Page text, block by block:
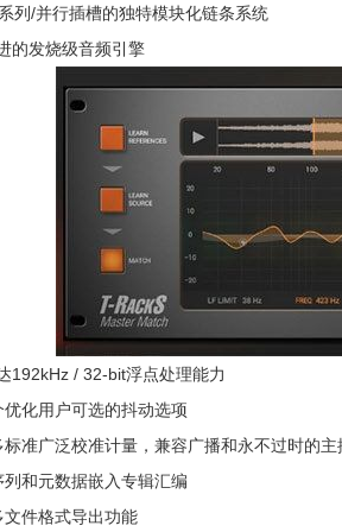
/并行插槽的独特模块化链条系统
发烧级音频引擎
/ 32-bit浮点处理能力
用户可选的抖动选项
广泛校准计量，兼容广播和永不过时的主
元数据嵌入专辑汇编
件格式导出功能